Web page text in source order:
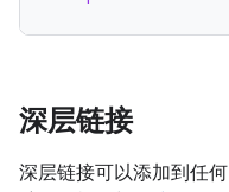
深层链接
深层链接可以添加到任